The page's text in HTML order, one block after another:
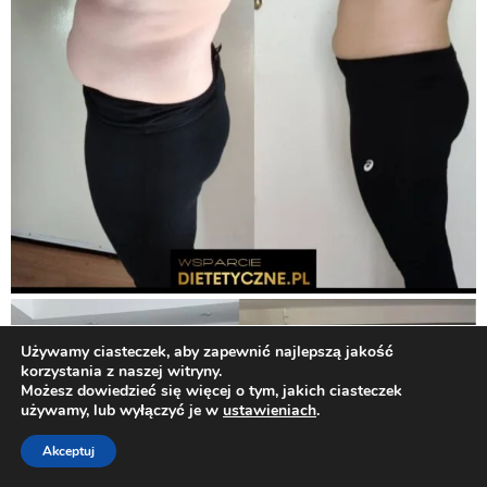
Używamy ciasteczek, aby zapewnić najlepszą jakość
korzystania z naszej witryny.
Możesz dowiedzieć się więcej o tym, jakich ciasteczek
używamy, lub wyłączyć je w ustawieniach.
Akceptuj